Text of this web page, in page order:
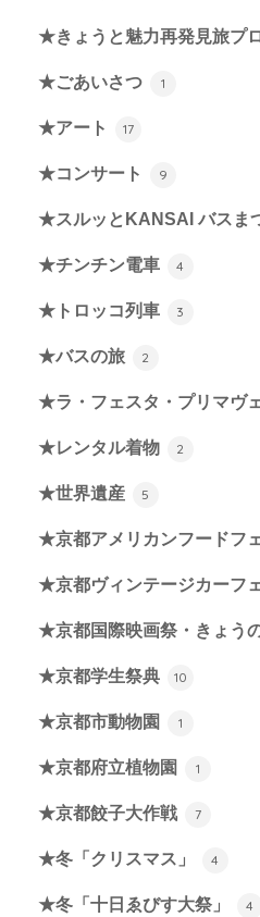
★きょうと魅力再発見旅プ
★ごあいさつ 1
★アート 17
★コンサート 9
★スルッとKANSAI バスま
★チンチン電車 4
★トロッコ列車 3
★バスの旅 2
★ラ・フェスタ・プリマヴ
★レンタル着物 2
★世界遺産 5
★京都アメリカンフードフ
★京都ヴィンテージカーフ
★京都国際映画祭・きょう
★京都学生祭典 10
★京都市動物園 1
★京都府立植物園 1
★京都餃子大作戦 7
★冬「クリスマス」 4
★冬「十日ゑびす大祭」 4